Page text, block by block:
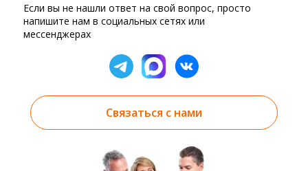
Если вы не нашли ответ на свой вопрос, просто
напишите нам в социальных сетях или
мессенджерах
Связаться с нами